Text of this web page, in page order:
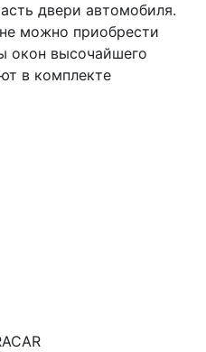
двери автомобиля.
можно приобрести
окон высочайшего
в комплекте